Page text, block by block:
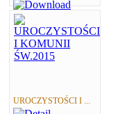
UROCZYSTOŚCI I ...